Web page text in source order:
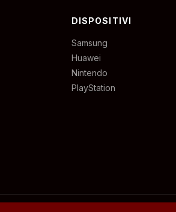
DISPOSITIVI
Samsung
Huawei
Nintendo
PlayStation